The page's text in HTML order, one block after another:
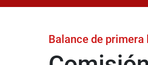
Balance de